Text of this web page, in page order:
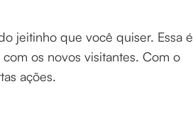
jeitinho que você quiser. Essa é
os novos visitantes. Com o
ações.